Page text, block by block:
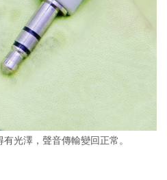
光澤，聲音傳輸變回正常。